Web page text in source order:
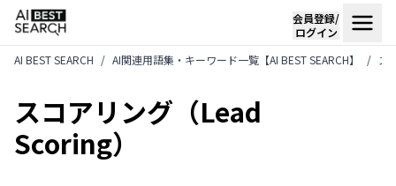
会員登録/
ログイン
AI BEST SEARCH
AI関連用語集・キーワード一覧【AI BEST SEARCH】 ス
スコアリング（Lead
Scoring）